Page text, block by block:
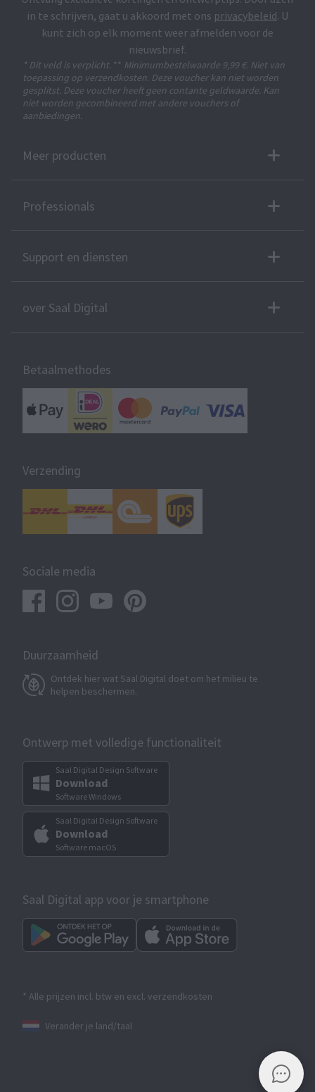
in te schrijven, gaat u akkoord met ons privacybeleid. U
kunt zich op elk moment weer afmelden voor de
nieuwsbrief.
* Dit veld is verplicht. ** Minimumbestelwaarde 9,99 €. Niet van
toepassing op verzendkosten. Deze voucher kan niet worden
gesplitst. Deze voucher heeft geen contante geldwaarde. Kan
niet worden gecombineerd met andere vouchers of
aanbiedingen.
Meer producten
Professionals
Support en diensten
over Saal Digital
Betaalmethodes
Verzending
Sociale media
Duurzaamheid
Ontdek hier wat Saal Digital doet om het milieu te
helpen beschermen.
Ontwerp met volledige functionaliteit
Saal Digital Design Software
Download
Software Windows
Saal Digital Design Software
Download
Software macOS
Saal Digital app voor je smartphone
* Alle prijzen incl. btw en excl. verzendkosten
Verander je land/taal